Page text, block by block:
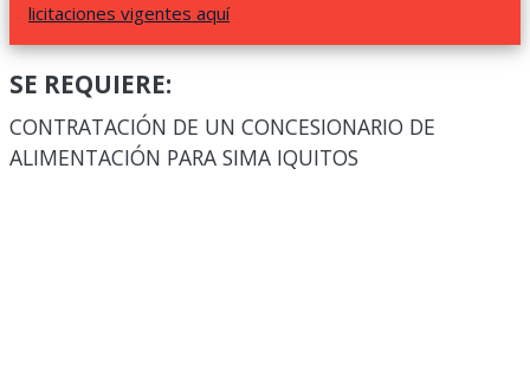
licitaciones vigentes aquí
SE REQUIERE:
CONTRATACIÓN DE UN CONCESIONARIO DE
ALIMENTACIÓN PARA SIMA IQUITOS